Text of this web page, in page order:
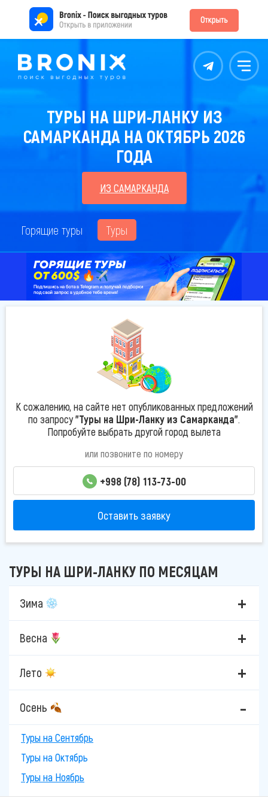
Контакты Меню
ТУРЫ НА ШРИ-ЛАНКУ ИЗ
САМАРКАНДА НА ОКТЯБРЬ 2026
ГОДА
ИЗ САМАРКАНДА
Горящие туры Туры
К сожалению, на сайте нет опубликованных предложений
по запросу"Туры на Шри-Ланку из Самарканда".
Попробуйте выбрать другой город вылета
или позвоните по номеру
+998 (78) 113-73-00
Оставить заявку
ТУРЫ НА ШРИ-ЛАНКУ ПО МЕСЯЦАМ
Зима
Весна
Лето
Осень
Туры на Сентябрь
Туры на Октябрь
Туры на Ноябрь